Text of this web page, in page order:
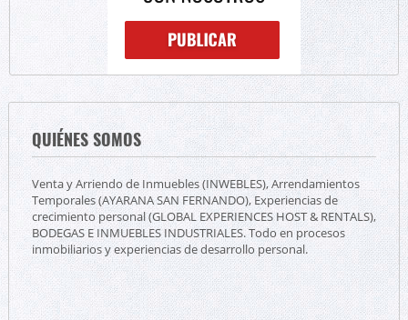
QUIÉNES SOMOS
Venta y Arriendo de Inmuebles (INWEBLES), Arrendamientos
Temporales (AYARANA SAN FERNANDO), Experiencias de
crecimiento personal (GLOBAL EXPERIENCES HOST & RENTALS),
BODEGAS E INMUEBLES INDUSTRIALES. Todo en procesos
inmobiliarios y experiencias de desarrollo personal.